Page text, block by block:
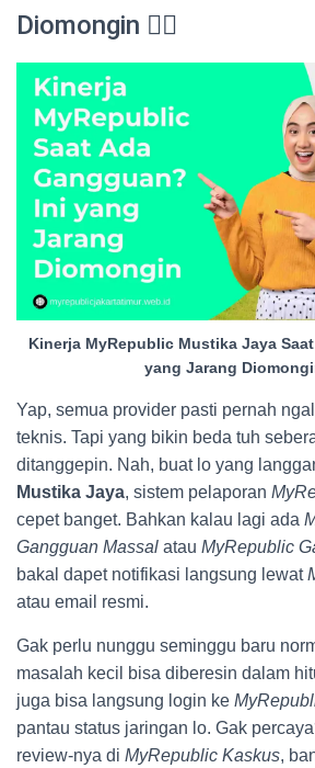
Diomongin 😮‍💨
Kinerja MyRepublic Mustika Jaya
yang Jarang Diomongin
Yap, semua provider pasti pernah
teknis. Tapi yang bikin beda tuh
ditanggepin. Nah, buat lo yang
Mustika Jaya, sistem pelaporan
cepet banget. Bahkan kalau lagi ada
Gangguan Massal atau MyRepublic
bakal dapet notifikasi langsung lewat
atau email resmi.
Gak perlu nunggu seminggu baru
masalah kecil bisa diberesin dalam
juga bisa langsung login ke
pantau status jaringan lo. Gak
review-nya di MyRepublic Kaskus,